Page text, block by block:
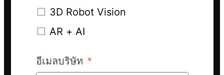
3D Robot Vision
AR + AI
อีเมลบริษัท